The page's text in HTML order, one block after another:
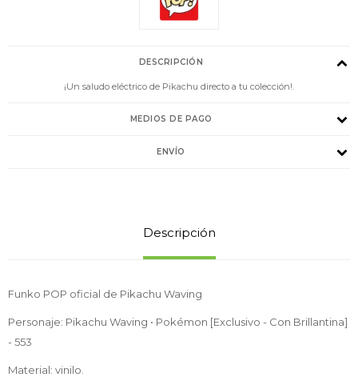
DESCRIPCIÓN
¡Un saludo eléctrico de Pikachu directo a tu colección!.
MEDIOS DE PAGO
ENVÍO
Descripción
Funko POP oficial de Pikachu Waving
Personaje: Pikachu Waving • Pokémon [Exclusivo - Con Brillantina]
- 553
Material: vinilo.